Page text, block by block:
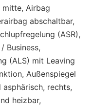
Airbag
abschaltbar,
(ASR),
Business,
(ALS) mit Leaving
Außenspiegel
rechts,
heizbar,